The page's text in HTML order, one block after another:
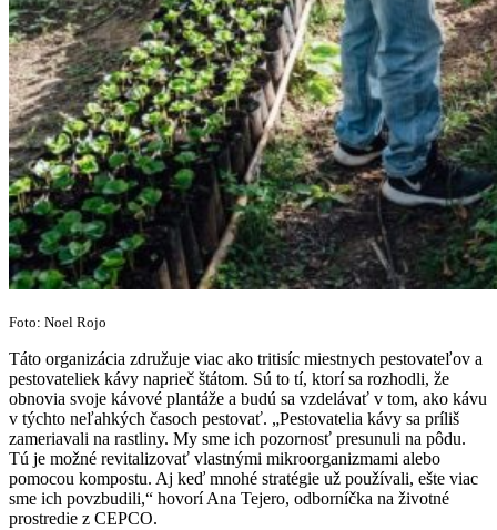
Foto: Noel Rojo
Táto organizácia združuje viac ako tritisíc miestnych pestovateľov a
pestovateliek kávy naprieč štátom. Sú to tí, ktorí sa rozhodli, že
obnovia svoje kávové plantáže a budú sa vzdelávať v tom, ako kávu
v týchto neľahkých časoch pestovať. „Pestovatelia kávy sa príliš
zameriavali na rastliny. My sme ich pozornosť presunuli na pôdu.
Tú je možné revitalizovať vlastnými mikroorganizmami alebo
pomocou kompostu. Aj keď mnohé stratégie už používali, ešte viac
sme ich povzbudili,“ hovorí Ana Tejero, odborníčka na životné
prostredie z CEPCO.